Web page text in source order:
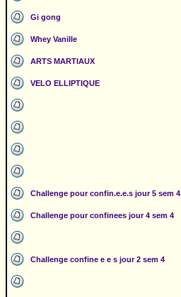
Gi gong
Whey Vanille
ARTS MARTIAUX
VELO ELLIPTIQUE
Challenge pour confin.e.e.s jour 5 sem 4
Challenge pour confinees jour 4 sem 4
Challenge confine e e s jour 2 sem 4